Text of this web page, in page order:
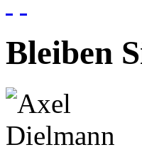
Bleiben